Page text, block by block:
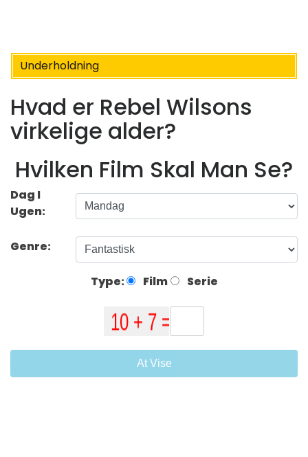
Underholdning
Hvad er Rebel Wilsons
virkelige alder?
Hvilken Film Skal Man Se?
Dag I
Ugen:
Genre:
Type: Film Serie
At Vise